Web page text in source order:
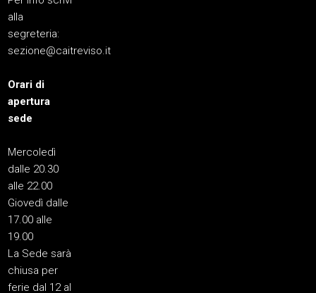
alla
segreteria:
sezione@caitreviso.it
Orari di
apertura
sede
Mercoledì
dalle 20.30
alle 22.00
Giovedì dalle
17.00 alle
19.00
La Sede sarà
chiusa per
ferie dal 12 al